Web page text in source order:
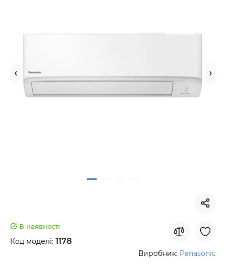
В наявності
Код моделі: 1178
Виробник: Panasonic